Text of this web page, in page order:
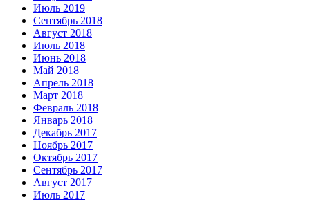
Июль 2019
Сентябрь 2018
Август 2018
Июль 2018
Июнь 2018
Май 2018
Апрель 2018
Март 2018
Февраль 2018
Январь 2018
Декабрь 2017
Ноябрь 2017
Октябрь 2017
Сентябрь 2017
Август 2017
Июль 2017